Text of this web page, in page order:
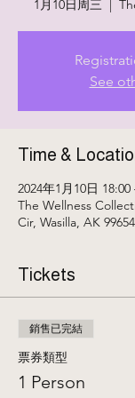
1月10日周三
See
Time &
2024年1月10日 18:00
The Wellness
Cir, Wasilla, AK
Tickets
銷售已完結
票券類型
1 Person